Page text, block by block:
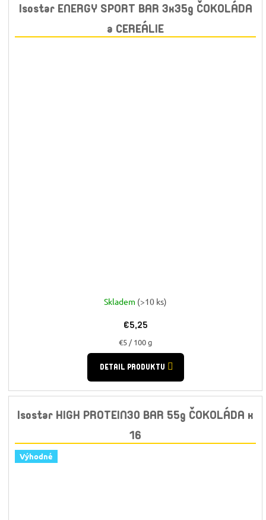
Isostar ENERGY SPORT BAR 3x35g ČOKOLÁDA
a CEREÁLIE
Skladem (>10 ks)
€5,25
Jednotková
cena:
€5 / 100 g
DETAIL PRODUKTU
Isostar HIGH PROTEIN30 BAR 55g ČOKOLÁDA x
16
Výhodné